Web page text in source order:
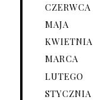
CZERWCA
MAJA
KWIETNIA
MARCA
LUTEGO
STYCZNIA